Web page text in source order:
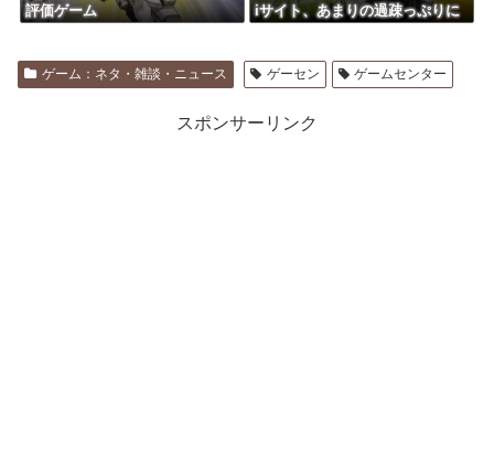
評価ゲーム
iサイト、あまりの過疎っぷりに
ゲーム：ネタ・雑談・ニュース ゲーセン ゲームセンター
スポンサーリンク